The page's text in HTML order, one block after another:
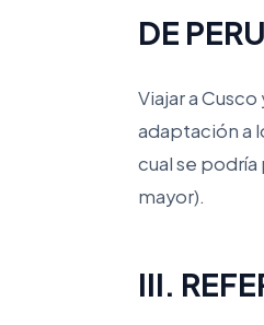
DE PERU
Viajar a
adaptación a
cual se
mayor).
III.